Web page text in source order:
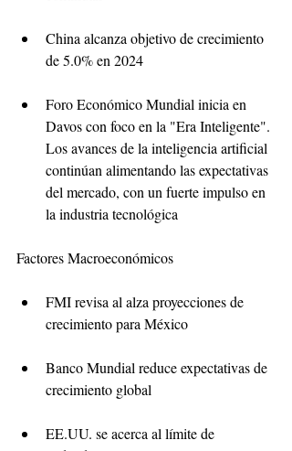
China alcanza objetivo de crecimiento
de 5.0% en 2024
Foro Económico Mundial inicia en
Davos con foco en la "Era Inteligente".
Los avances de la inteligencia artificial
continúan alimentando las expectativas
del mercado, con un fuerte impulso en
la industria tecnológica
Factores Macroeconómicos
FMI revisa al alza proyecciones de
crecimiento para México
Banco Mundial reduce expectativas de
crecimiento global
EE.UU. se acerca al límite de